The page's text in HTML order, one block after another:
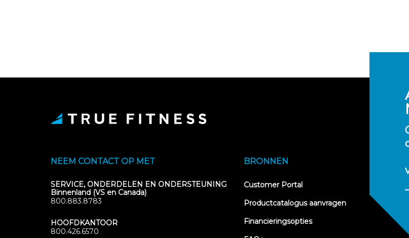
NEEM CONTACT OP MET
SERVICE, ONDERDELEN EN ONDERSTEUNING
Binnenland (VS en Canada)
800.883.8783
HOOFDKANTOOR
800.426.6570
BRONNEN
Customer Portal(opens
new
Productcatalogus aanvragen
Financieringsopties